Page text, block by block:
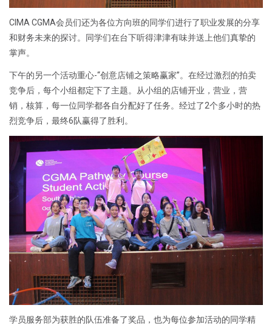
CIMA CGMA会员们还为各位方向班的同学们进行了职业发展的分享
和财务未来的探讨。同学们在台下听得津津有味并送上他们真挚的
掌声。
下午的另一个活动重心-“创意店铺之策略赢家”。在经过激烈的拍卖
竞争后，每个小组都定下了主题。从小组的店铺开业，营业，营
销，核算，每一位同学都各自分配好了任务。经过了2个多小时的热
烈竞争后，最终6队赢得了胜利。
学员服务部为获胜的队伍准备了奖品，也为每位参加活动的同学精